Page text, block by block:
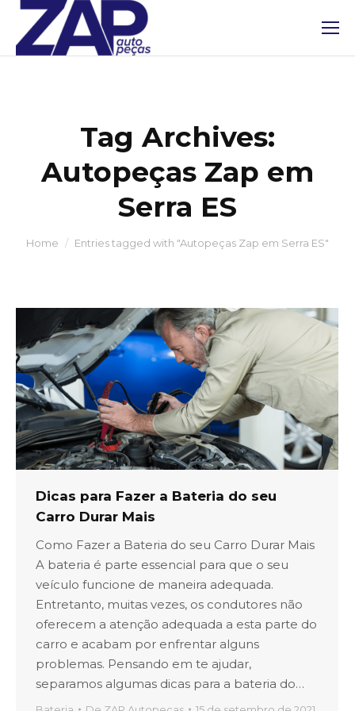
Tag Archives:
Autopeças Zap em
Serra ES
You are here:
Home Entries tagged with "Autopeças Zap em Serra ES"
Dicas para Fazer a Bateria do seu
Carro Durar Mais
Como Fazer a Bateria do seu Carro Durar Mais
A bateria é parte essencial para que o seu
veículo funcione de maneira adequada.
Entretanto, muitas vezes, os condutores não
oferecem a atenção adequada a esta parte do
carro e acabam por enfrentar alguns
problemas. Pensando em te ajudar,
separamos algumas dicas para a bateria do…